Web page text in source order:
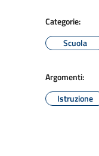
Categorie:
Scuola
Argomenti:
Istruzione